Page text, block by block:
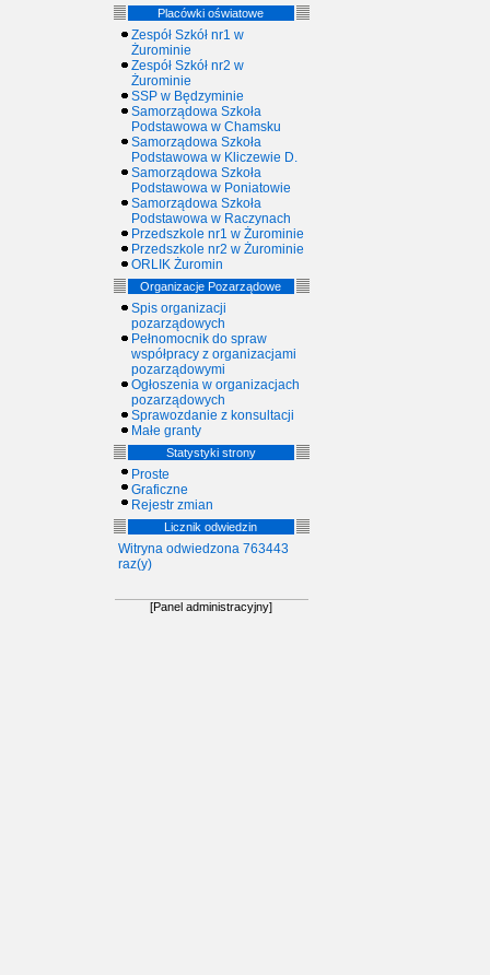
Placówki oświatowe
Zespół Szkół nr1 w
Żurominie
Zespół Szkół nr2 w
Żurominie
SSP w Będzyminie
Samorządowa Szkoła
Podstawowa w Chamsku
Samorządowa Szkoła
Podstawowa w Kliczewie D.
Samorządowa Szkoła
Podstawowa w Poniatowie
Samorządowa Szkoła
Podstawowa w Raczynach
Przedszkole nr1 w Żurominie
Przedszkole nr2 w Żurominie
ORLIK Żuromin
Organizacje Pozarządowe
Spis organizacji
pozarządowych
Pełnomocnik do spraw
współpracy z organizacjami
pozarządowymi
Ogłoszenia w organizacjach
pozarządowych
Sprawozdanie z konsultacji
Małe granty
Statystyki strony
Proste
Graficzne
Rejestr zmian
Licznik odwiedzin
Witryna odwiedzona 763443
raz(y)
[Panel administracyjny]